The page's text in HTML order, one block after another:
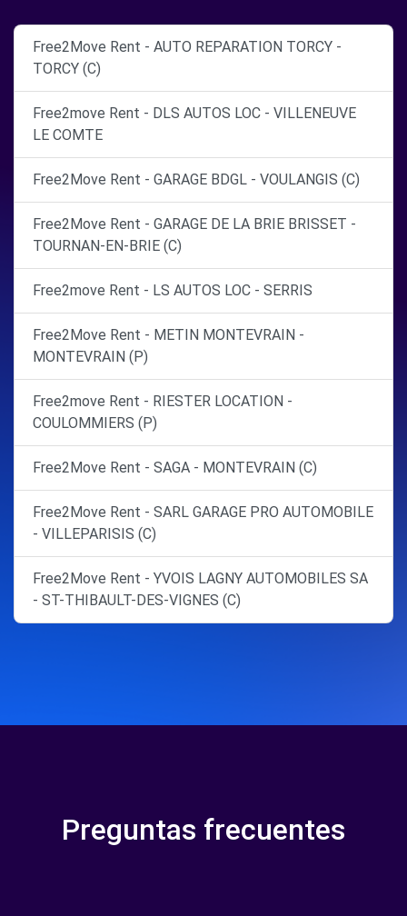
Free2Move Rent - AUTO REPARATION TORCY -
TORCY (C)
Free2move Rent - DLS AUTOS LOC - VILLENEUVE
LE COMTE
Free2Move Rent - GARAGE BDGL - VOULANGIS (C)
Free2Move Rent - GARAGE DE LA BRIE BRISSET -
TOURNAN-EN-BRIE (C)
Free2move Rent - LS AUTOS LOC - SERRIS
Free2Move Rent - METIN MONTEVRAIN -
MONTEVRAIN (P)
Free2move Rent - RIESTER LOCATION -
COULOMMIERS (P)
Free2Move Rent - SAGA - MONTEVRAIN (C)
Free2Move Rent - SARL GARAGE PRO AUTOMOBILE
- VILLEPARISIS (C)
Free2Move Rent - YVOIS LAGNY AUTOMOBILES SA
- ST-THIBAULT-DES-VIGNES (C)
Preguntas frecuentes